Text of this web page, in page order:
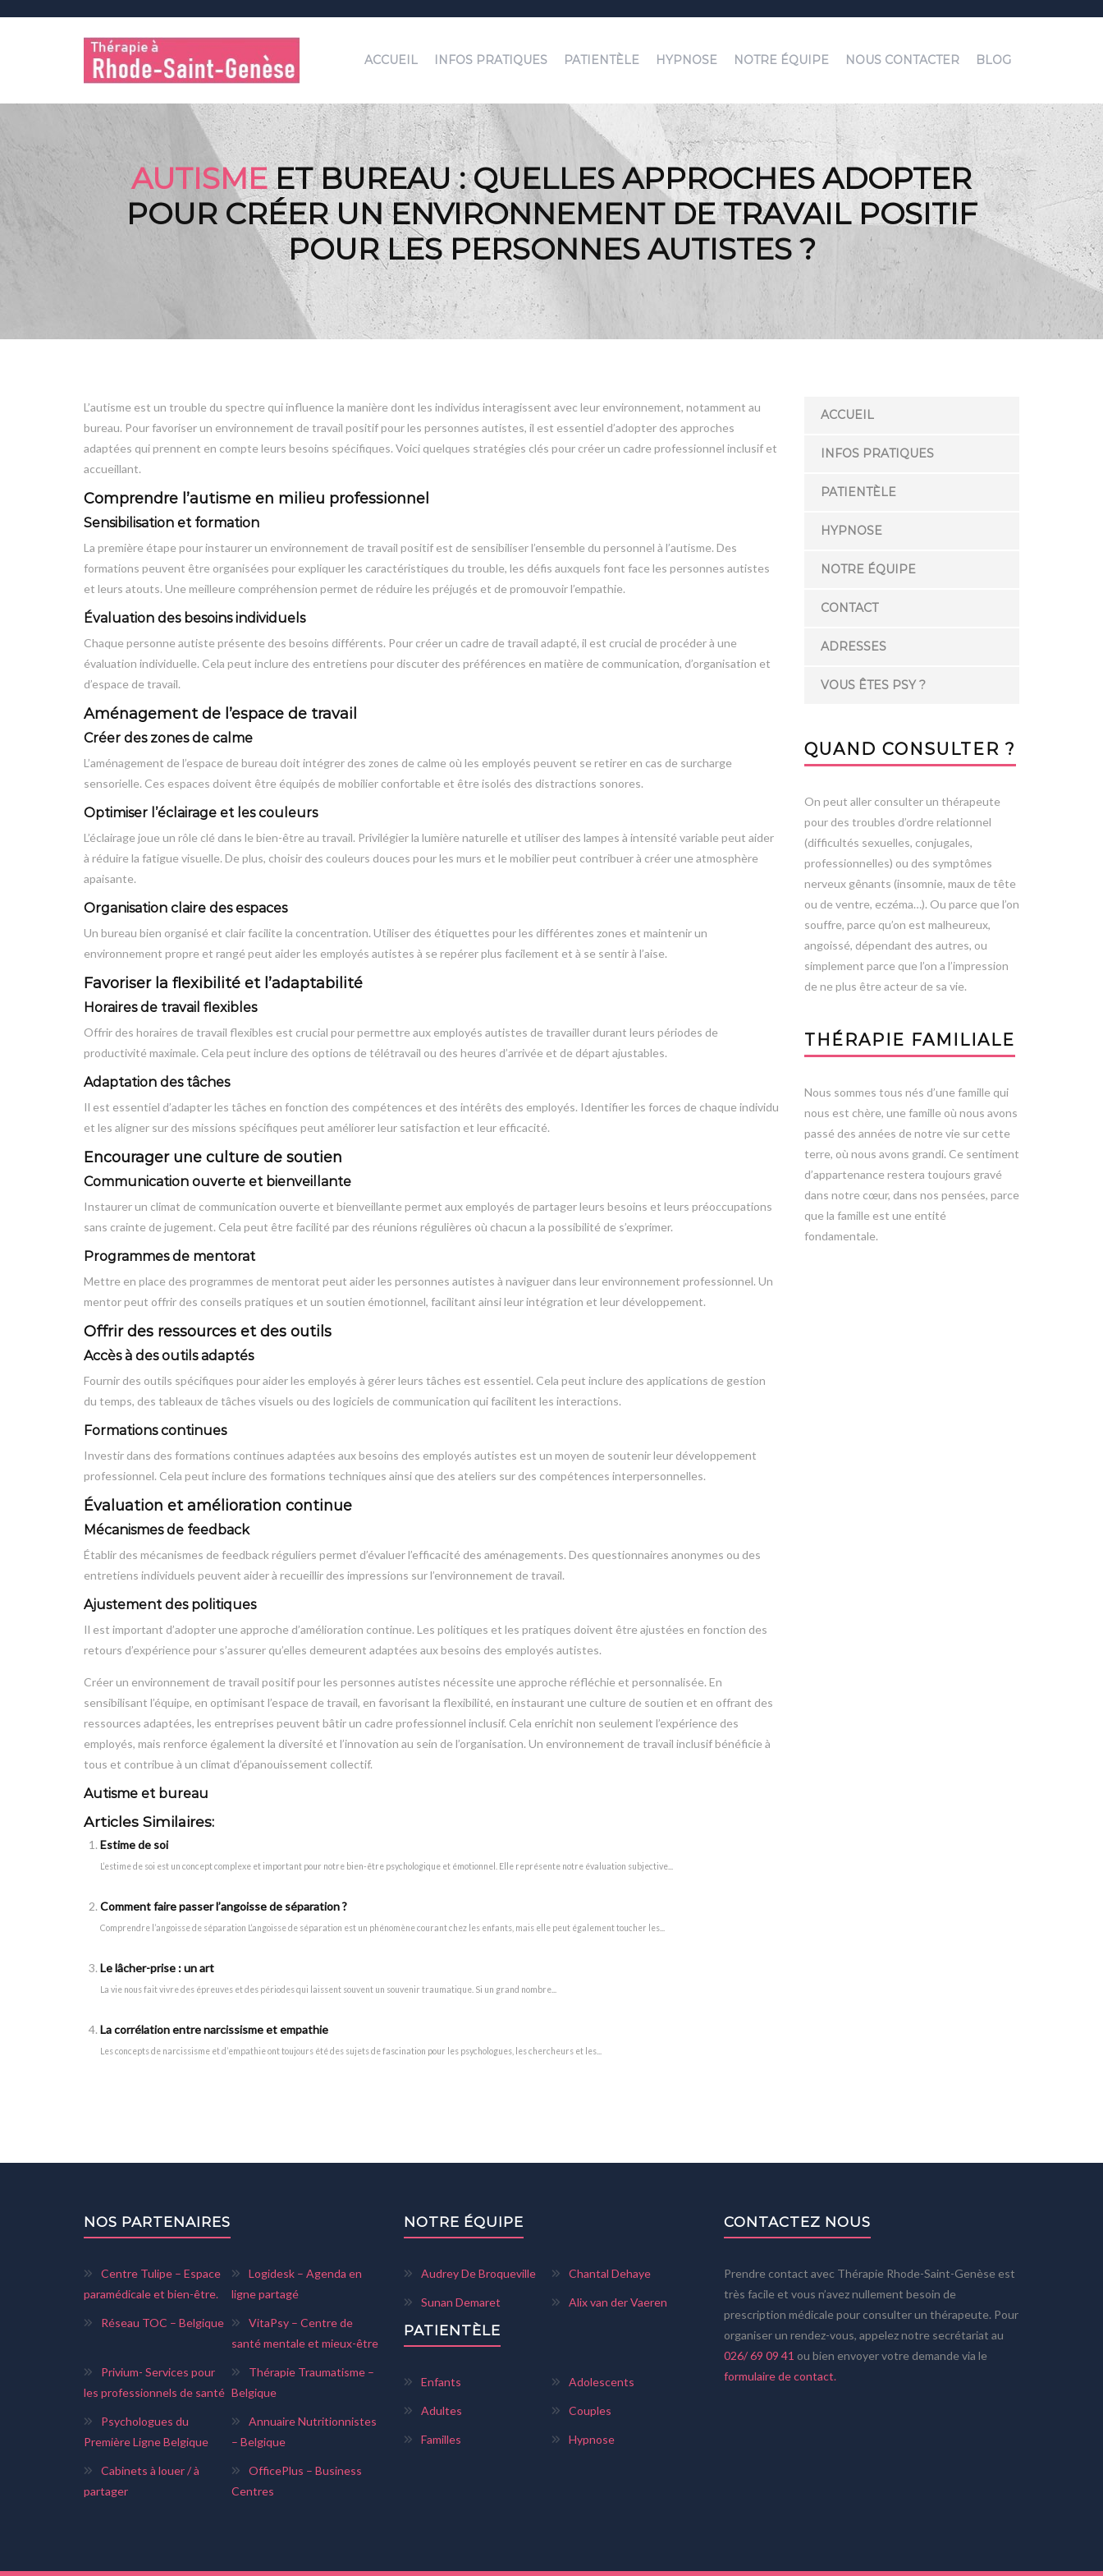
ACCUEIL INFOS PRATIQUES PATIENTÈLE HYPNOSE NOTRE ÉQUIPE NOUS CONTACTER BLOG
AUTISMEET BUREAU : QUELLES APPROCHES ADOPTER
POUR CRÉER UN ENVIRONNEMENT DE TRAVAIL POSITIF
POUR LES PERSONNES AUTISTES ?
L’autisme est un trouble du spectre qui influence la manière dont les individus interagissent avec leur environnement, notamment au
bureau. Pour favoriser un environnement de travail positif pour les personnes autistes, il est essentiel d’adopter des approches
adaptées qui prennent en compte leurs besoins spécifiques. Voici quelques stratégies clés pour créer un cadre professionnel inclusif et
accueillant.
Comprendre l’autisme en milieu professionnel
Sensibilisation et formation
La première étape pour instaurer un environnement de travail positif est de sensibiliser l’ensemble du personnel à l’autisme. Des
formations peuvent être organisées pour expliquer les caractéristiques du trouble, les défis auxquels font face les personnes autistes
et leurs atouts. Une meilleure compréhension permet de réduire les préjugés et de promouvoir l’empathie.
Évaluation des besoins individuels
Chaque personne autiste présente des besoins différents. Pour créer un cadre de travail adapté, il est crucial de procéder à une
évaluation individuelle. Cela peut inclure des entretiens pour discuter des préférences en matière de communication, d’organisation et
d’espace de travail.
Aménagement de l’espace de travail
Créer des zones de calme
L’aménagement de l’espace de bureau doit intégrer des zones de calme où les employés peuvent se retirer en cas de surcharge
sensorielle. Ces espaces doivent être équipés de mobilier confortable et être isolés des distractions sonores.
Optimiser l’éclairage et les couleurs
L’éclairage joue un rôle clé dans le bien-être au travail. Privilégier la lumière naturelle et utiliser des lampes à intensité variable peut aider
à réduire la fatigue visuelle. De plus, choisir des couleurs douces pour les murs et le mobilier peut contribuer à créer une atmosphère
apaisante.
Organisation claire des espaces
Un bureau bien organisé et clair facilite la concentration. Utiliser des étiquettes pour les différentes zones et maintenir un
environnement propre et rangé peut aider les employés autistes à se repérer plus facilement et à se sentir à l’aise.
Favoriser la flexibilité et l’adaptabilité
Horaires de travail flexibles
Offrir des horaires de travail flexibles est crucial pour permettre aux employés autistes de travailler durant leurs périodes de
productivité maximale. Cela peut inclure des options de télétravail ou des heures d’arrivée et de départ ajustables.
Adaptation des tâches
Il est essentiel d’adapter les tâches en fonction des compétences et des intérêts des employés. Identifier les forces de chaque individu
et les aligner sur des missions spécifiques peut améliorer leur satisfaction et leur efficacité.
Encourager une culture de soutien
Communication ouverte et bienveillante
Instaurer un climat de communication ouverte et bienveillante permet aux employés de partager leurs besoins et leurs préoccupations
sans crainte de jugement. Cela peut être facilité par des réunions régulières où chacun a la possibilité de s’exprimer.
Programmes de mentorat
Mettre en place des programmes de mentorat peut aider les personnes autistes à naviguer dans leur environnement professionnel. Un
mentor peut offrir des conseils pratiques et un soutien émotionnel, facilitant ainsi leur intégration et leur développement.
Offrir des ressources et des outils
Accès à des outils adaptés
Fournir des outils spécifiques pour aider les employés à gérer leurs tâches est essentiel. Cela peut inclure des applications de gestion
du temps, des tableaux de tâches visuels ou des logiciels de communication qui facilitent les interactions.
Formations continues
Investir dans des formations continues adaptées aux besoins des employés autistes est un moyen de soutenir leur développement
professionnel. Cela peut inclure des formations techniques ainsi que des ateliers sur des compétences interpersonnelles.
Évaluation et amélioration continue
Mécanismes de feedback
Établir des mécanismes de feedback réguliers permet d’évaluer l’efficacité des aménagements. Des questionnaires anonymes ou des
entretiens individuels peuvent aider à recueillir des impressions sur l’environnement de travail.
Ajustement des politiques
Il est important d’adopter une approche d’amélioration continue. Les politiques et les pratiques doivent être ajustées en fonction des
retours d’expérience pour s’assurer qu’elles demeurent adaptées aux besoins des employés autistes.
Créer un environnement de travail positif pour les personnes autistes nécessite une approche réfléchie et personnalisée. En
sensibilisant l’équipe, en optimisant l’espace de travail, en favorisant la flexibilité, en instaurant une culture de soutien et en offrant des
ressources adaptées, les entreprises peuvent bâtir un cadre professionnel inclusif. Cela enrichit non seulement l’expérience des
employés, mais renforce également la diversité et l’innovation au sein de l’organisation. Un environnement de travail inclusif bénéficie à
tous et contribue à un climat d’épanouissement collectif.
Autisme et bureau
Articles Similaires:
Estime de soi
L’estime de soi est un concept complexe et important pour notre bien-être psychologique et émotionnel. Elle représente notre évaluation subjective...
Comment faire passer l’angoisse de séparation ?
Comprendre l’angoisse de séparation L’angoisse de séparation est un phénomène courant chez les enfants, mais elle peut également toucher les...
Le lâcher-prise : un art
La vie nous fait vivre des épreuves et des périodes qui laissent souvent un souvenir traumatique. Si un grand nombre...
La corrélation entre narcissisme et empathie
Les concepts de narcissisme et d’empathie ont toujours été des sujets de fascination pour les psychologues, les chercheurs et les...
ACCUEIL
INFOS PRATIQUES
PATIENTÈLE
HYPNOSE
NOTRE ÉQUIPE
CONTACT
ADRESSES
VOUS ÊTES PSY ?
QUAND CONSULTER ?
On peut aller consulter un thérapeute
pour des troubles d’ordre relationnel
(difficultés sexuelles, conjugales,
professionnelles) ou des symptômes
nerveux gênants (insomnie, maux de tête
ou de ventre, eczéma…). Ou parce que l’on
souffre, parce qu’on est malheureux,
angoissé, dépendant des autres, ou
simplement parce que l’on a l’impression
de ne plus être acteur de sa vie.
THÉRAPIE FAMILIALE
Nous sommes tous nés d’une famille qui
nous est chère, une famille où nous avons
passé des années de notre vie sur cette
terre, où nous avons grandi. Ce sentiment
d’appartenance restera toujours gravé
dans notre cœur, dans nos pensées, parce
que la famille est une entité
fondamentale.
NOS PARTENAIRES
Centre Tulipe – Espace
paramédicale et bien-être.
Logidesk – Agenda en
ligne partagé
Réseau TOC – Belgique
VitaPsy – Centre de
santé mentale et mieux-être
Privium- Services pour
les professionnels de santé
Thérapie Traumatisme –
Belgique
Psychologues du
Première Ligne Belgique
Annuaire Nutritionnistes
– Belgique
Cabinets à louer / à
partager
OfficePlus – Business
Centres
NOTRE ÉQUIPE
Audrey De Broqueville Chantal Dehaye
Sunan Demaret Alix van der Vaeren
PATIENTÈLE
Enfants Adolescents
Adultes Couples
Familles Hypnose
CONTACTEZ NOUS
Prendre contact avec Thérapie Rhode-Saint-Genèse est
très facile et vous n’avez nullement besoin de
prescription médicale pour consulter un thérapeute. Pour
organiser un rendez-vous, appelez notre secrétariat au
026/ 69 09 41 ou bien envoyer votre demande via le
formulaire de contact.